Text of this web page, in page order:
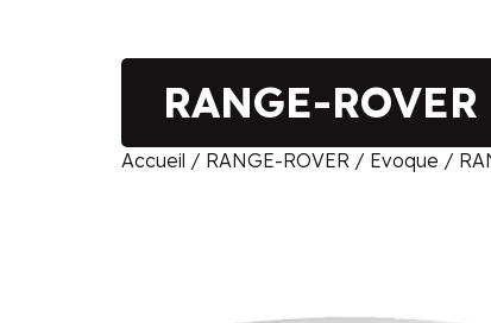
RANGE-
Accueil / RANGE-ROVER / Evoque /